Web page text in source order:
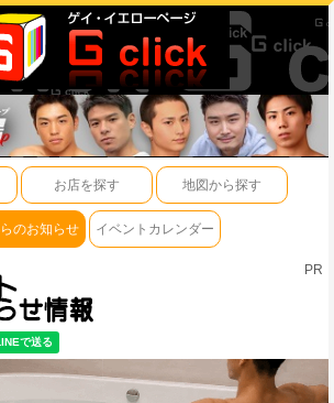
お店を探す 地図から探す
のお知らせ イベントカレンダー
PR